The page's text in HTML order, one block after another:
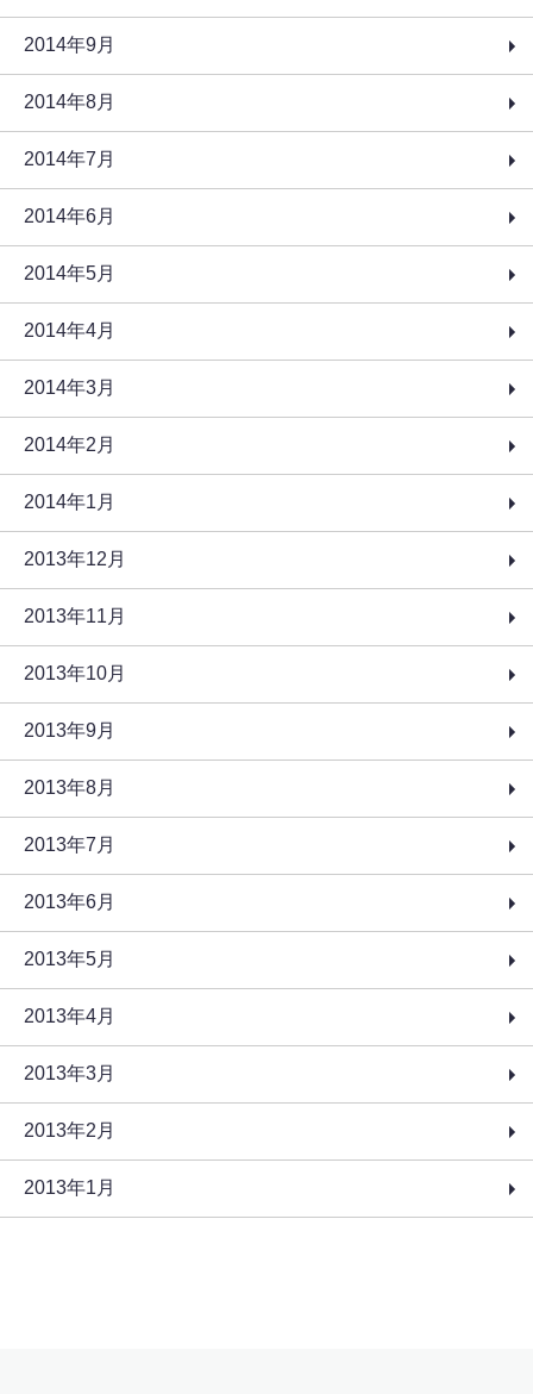
2014年9月
2014年8月
2014年7月
2014年6月
2014年5月
2014年4月
2014年3月
2014年2月
2014年1月
2013年12月
2013年11月
2013年10月
2013年9月
2013年8月
2013年7月
2013年6月
2013年5月
2013年4月
2013年3月
2013年2月
2013年1月